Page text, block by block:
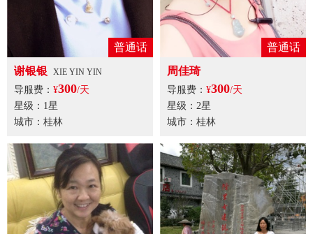
普通话
谢银银
XIE YIN YIN
导服费： ¥300/天
星级：1星
城市：桂林
普通话
周佳琦
导服费： ¥300/天
星级：2星
城市：桂林